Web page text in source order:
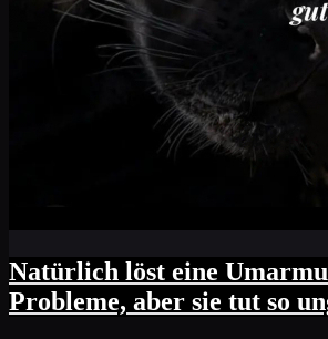
Natürlich löst eine
Probleme, aber sie tut so